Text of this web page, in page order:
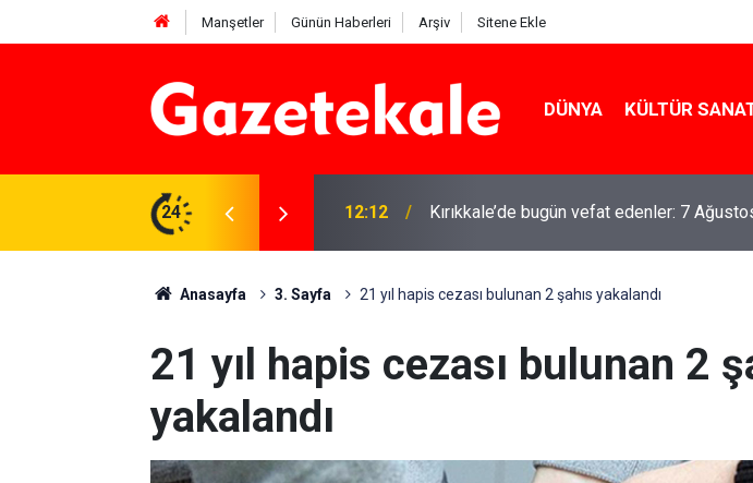
Manşetler Günün Haberleri Arşiv Sitene Ekle
DÜNYA KÜLTÜR
24
karşı denetimler artırıldı 12:12 Kırıkkale’de bugün vefat edenler: 7
Anasayfa 3. Sayfa 21 yıl hapis cezası bulunan 2 şahıs yakalandı
21 yıl hapis cezası bulunan 2
yakalandı